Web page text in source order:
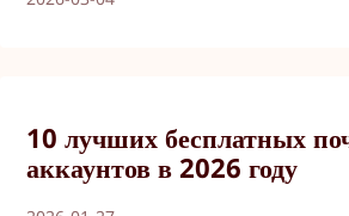
10 лучших бесплатных
аккаунтов в 2026 году